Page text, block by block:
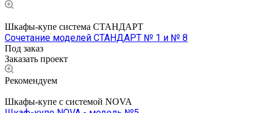
Шкафы-купе система СТАНДАРТ
Сочетание моделей СТАНДАРТ № 1 и № 8
Под заказ
Заказать проект
Рекомендуем
Шкафы-купе с системой NOVA